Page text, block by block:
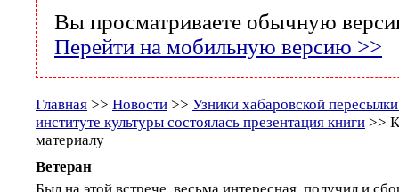
Вы просматриваете обычную
Перейти на мобильную версию >>
Главная >> Новости >> Узники хабаровской
институте культуры состоялась презентация книги >>
материалу
Ветеран